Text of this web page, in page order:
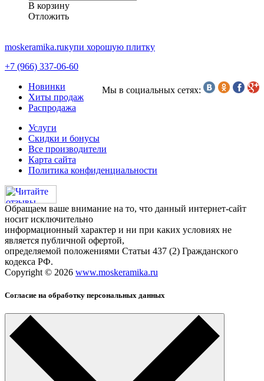
В корзину
Oтложить
moskeramika.ruкупи хорошую плитку
+7 (966) 337-06-60
Мы в социальных сетях:
Новинки
Хиты продаж
Распродажа
Услуги
Скидки и бонусы
Все производители
Карта сайта
Политика конфиденциальности
Обращаем ваше внимание на то, что данный интернет-сайт
носит исключительно
информационный характер и ни при каких условиях не
является публичной офертой,
определяемой положениями Статьи 437 (2) Гражданского
кодекса РФ.
Copyright © 2026 www.moskeramika.ru
Согласие на обработку персональных данных